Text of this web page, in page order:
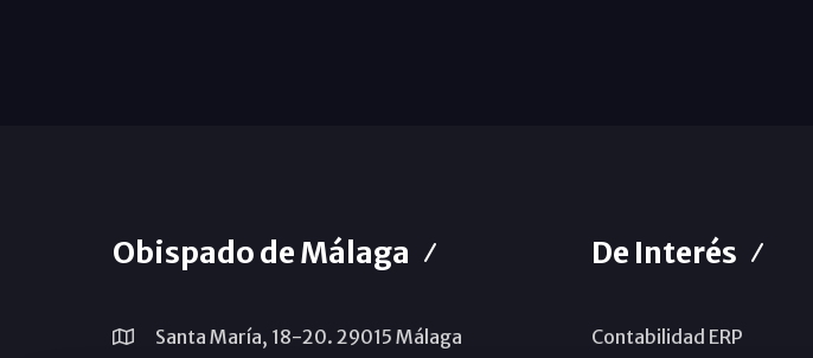
Obispado de Málaga
Santa María, 18-20. 29015 Málaga
De Interés
Contabilidad ERP